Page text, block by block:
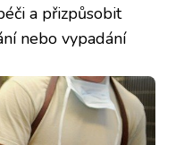
a přizpůsobit
nebo vypadání